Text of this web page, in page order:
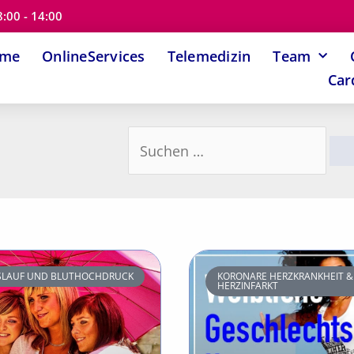
- 14:00
OnlineServices Telemedizin Team
nach:
UND BLUTHOCHDRUCK KORONARE HERZKRANKHEIT &
HERZINFARKT